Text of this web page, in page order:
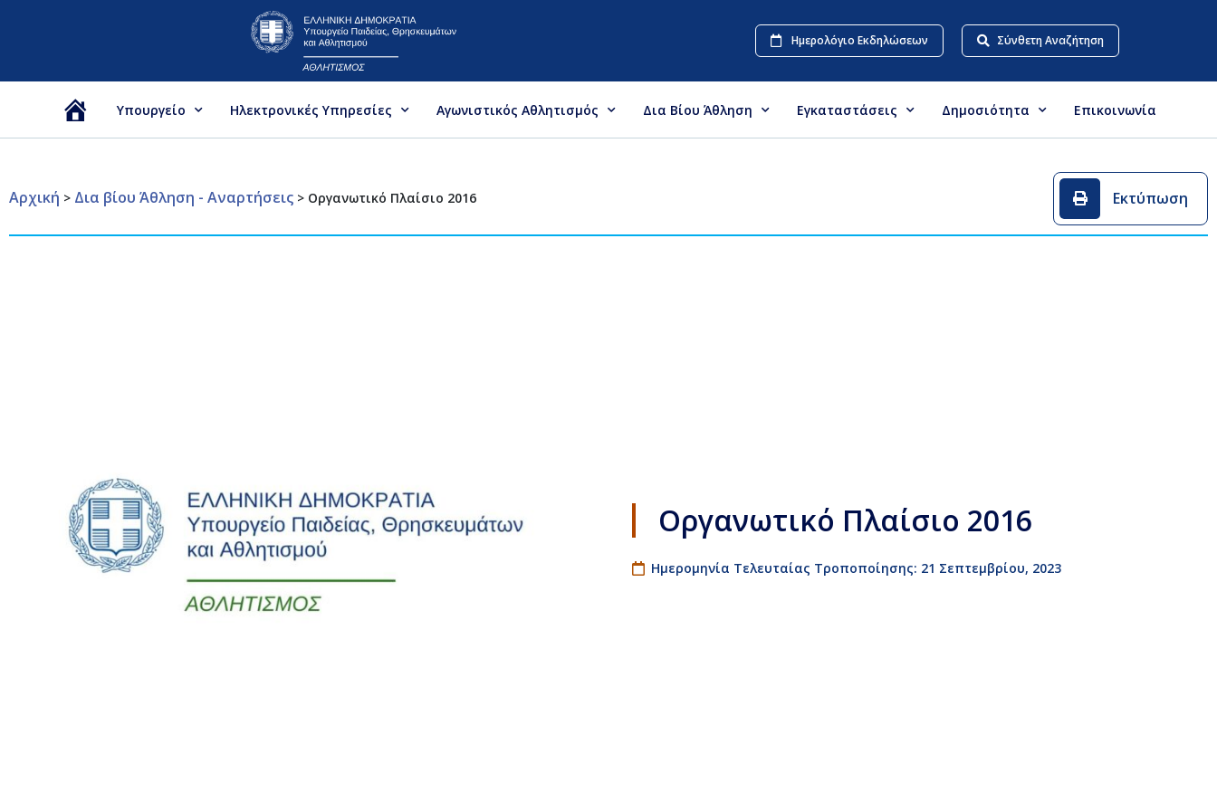
Ημερολόγιο Εκδηλώσεων Σύνθετη Αναζήτηση
Αρχική
Υπουργείο Ηλεκτρονικές Υπηρεσίες Αγωνιστικός Αθλητισμός Δια Βίου Άθληση Εγκαταστάσεις Δημοσιότητα Επικοινωνία
Αρχική > Δια βίου Άθληση - Αναρτήσεις > Οργανωτικό Πλαίσιο 2016 Εκτύπωση
Οργανωτικό Πλαίσιο 2016
Ημερομηνία Τελευταίας Τροποποίησης: 21 Σεπτεμβρίου, 2023